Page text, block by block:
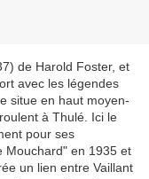
de Harold Foster, et
avec les légendes
situe en haut moyen-
à Thulé. Ici le
pour ses
Mouchard" en 1935 et
un lien entre Vaillant